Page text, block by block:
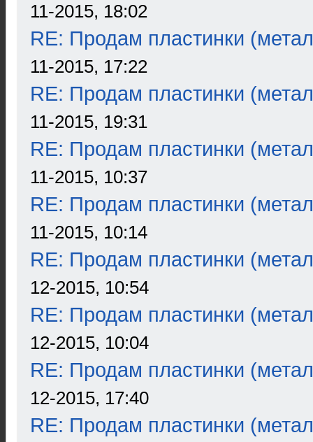
11-2015, 18:02
RE: Продам пластинки
11-2015, 17:22
RE: Продам пластинки
11-2015, 19:31
RE: Продам пластинки
11-2015, 10:37
RE: Продам пластинки
11-2015, 10:14
RE: Продам пластинки
12-2015, 10:54
RE: Продам пластинки
12-2015, 10:04
RE: Продам пластинки
12-2015, 17:40
RE: Продам пластинки